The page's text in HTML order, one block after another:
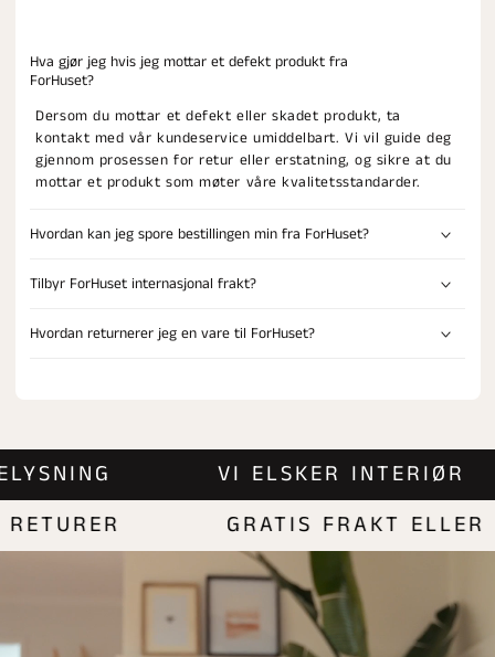
Hva gjør jeg hvis jeg mottar et defekt produkt fra
ForHuset?
Dersom du mottar et defekt eller skadet produkt, ta
kontakt med vår kundeservice umiddelbart. Vi vil guide deg
gjennom prosessen for retur eller erstatning, og sikre at du
mottar et produkt som møter våre kvalitetsstandarder.
Hvordan kan jeg spore bestillingen min fra ForHuset?
Tilbyr ForHuset internasjonal frakt?
Hvordan returnerer jeg en vare til ForHuset?
VI ELSKER
GRATIS FRAKT ELLER